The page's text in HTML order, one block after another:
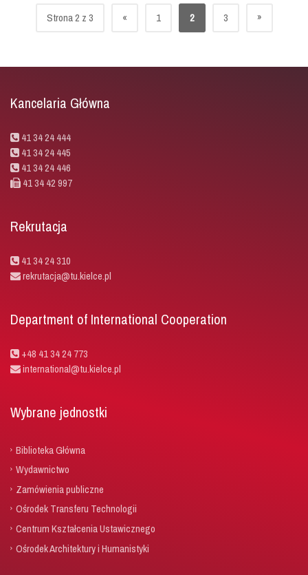
Strona 2 z 3 « 1 2 3 »
Kancelaria Główna
41 34 24 444
41 34 24 445
41 34 24 446
41 34 42 997
Rekrutacja
41 34 24 310
rekrutacja@tu.kielce.pl
Department of International Cooperation
+48 41 34 24 773
international@tu.kielce.pl
Wybrane jednostki
Biblioteka Główna
Wydawnictwo
Zamówienia publiczne
Ośrodek Transferu Technologii
Centrum Kształcenia Ustawicznego
Ośrodek Architektury i Humanistyki